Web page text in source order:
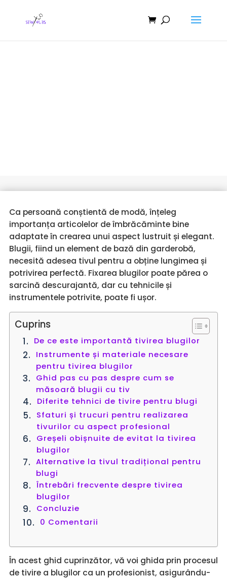
Ca persoană conștientă de modă, înțeleg
importanța articolelor de îmbrăcăminte bine
adaptate în crearea unui aspect lustruit și elegant.
Blugii, fiind un element de bază din garderobă,
necesită adesea tivul pentru a obține lungimea și
potrivirea perfectă. Fixarea blugilor poate părea o
sarcină descurajantă, dar cu tehnicile și
instrumentele potrivite, poate fi ușor.
Cuprins
De ce este importantă tivirea blugilor
Instrumente și materiale necesare
pentru tivirea blugilor
Ghid pas cu pas despre cum se
măsoară blugii cu tiv
Diferite tehnici de tivire pentru blugi
Sfaturi și trucuri pentru realizarea
tivurilor cu aspect profesional
Greșeli obișnuite de evitat la tivirea
blugilor
Alternative la tivul tradițional pentru
blugi
Întrebări frecvente despre tivirea
blugilor
Concluzie
0 Comentarii
În acest ghid cuprinzător, vă voi ghida prin procesul
de tivire a blugilor ca un profesionist, asigurându-